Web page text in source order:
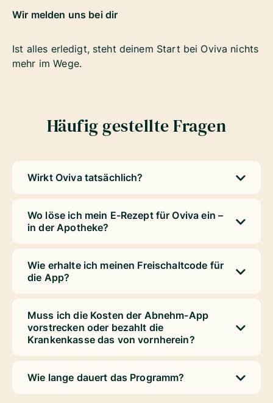
Wir melden uns bei dir
Ist alles erledigt, steht deinem Start bei Oviva nichts
mehr im Wege.
Häufig gestellte Fragen
Wirkt Oviva tatsächlich?
Wo löse ich mein E-Rezept für Oviva ein –
in der Apotheke?
Wie erhalte ich meinen Freischaltcode für
die App?
Muss ich die Kosten der Abnehm-App
vorstrecken oder bezahlt die
Krankenkasse das von vornherein?
Wie lange dauert das Programm?